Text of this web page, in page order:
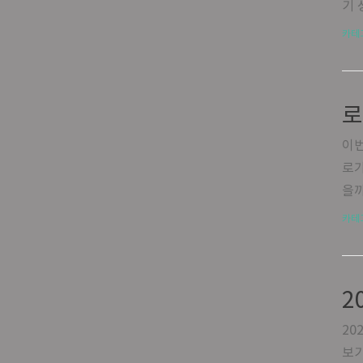
몰
환
조
기
생
것
쳐
정
관
카테
이
로
을
만
로
을
한
면
카테
보